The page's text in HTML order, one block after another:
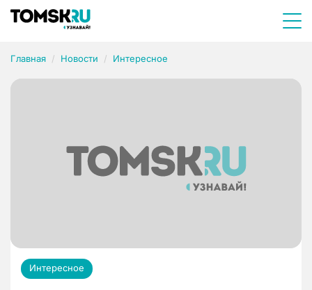
Главная Новости Интересное
Интересное